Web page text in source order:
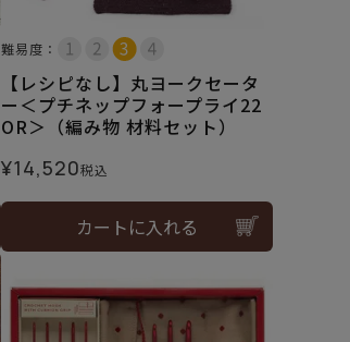
難易度：
【レシピなし】丸ヨークセータ
ー＜プチネップフォープライ22
OR＞（編み物 材料セット）
¥14,520税込
カートに入れる